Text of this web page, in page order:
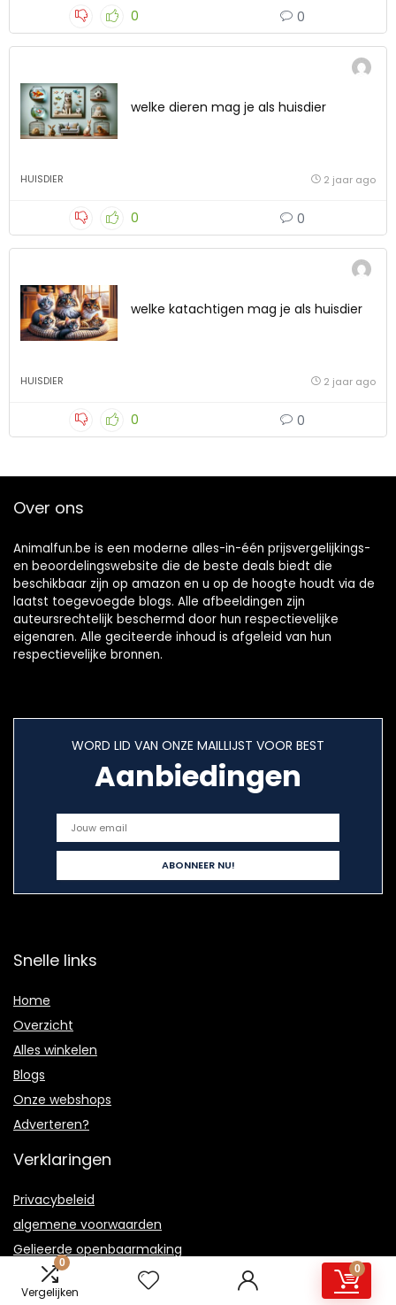
0
Vergelijken
0
0 0
welke dieren mag je als huisdier
HUISDIER 2 jaar ago
0 0
welke katachtigen mag je als huisdier
HUISDIER 2 jaar ago
0 0
Over ons
Animalfun.be is een moderne alles-in-één prijsvergelijkings-
en beoordelingswebsite die de beste deals biedt die
beschikbaar zijn op amazon en u op de hoogte houdt via de
laatst toegevoegde blogs. Alle afbeeldingen zijn
auteursrechtelijk beschermd door hun respectievelijke
eigenaren. Alle geciteerde inhoud is afgeleid van hun
respectievelijke bronnen.
WORD LID VAN ONZE MAILLIJST VOOR BEST
Aanbiedingen
Snelle links
Home
Overzicht
Alles winkelen
Blogs
Onze webshops
Adverteren?
Verklaringen
Privacybeleid
algemene voorwaarden
Gelieerde openbaarmaking